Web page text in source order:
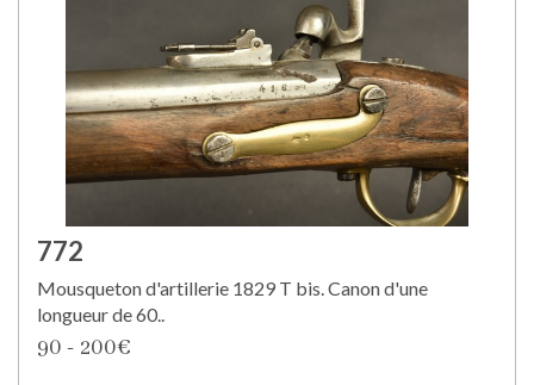
772
Mousqueton d'artillerie 1829 T bis. Canon d'une
longueur de 60..
90 - 200€